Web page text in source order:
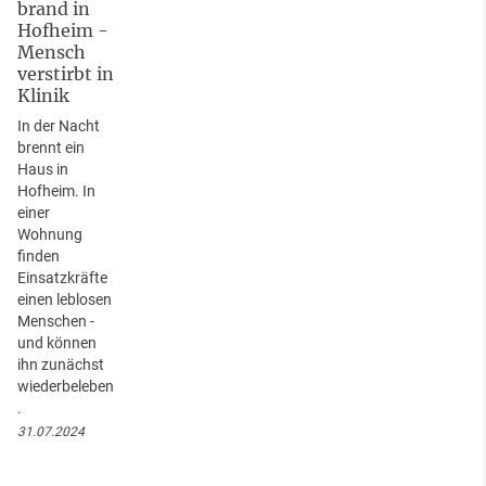
brand in
Hofheim -
Mensch
verstirbt in
Klinik
In der Nacht
brennt ein
Haus in
Hofheim. In
einer
Wohnung
finden
Einsatzkräfte
einen leblosen
Menschen -
und können
ihn zunächst
wiederbeleben
.
31.07.2024